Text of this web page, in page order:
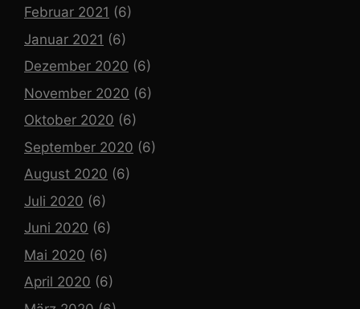
Februar 2021 (6)
Januar 2021 (6)
Dezember 2020 (6)
November 2020 (6)
Oktober 2020 (6)
September 2020 (6)
August 2020 (6)
Juli 2020 (6)
Juni 2020 (6)
Mai 2020 (6)
April 2020 (6)